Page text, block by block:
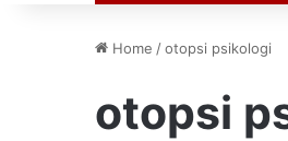
Home /otopsi psikologi
otopsi